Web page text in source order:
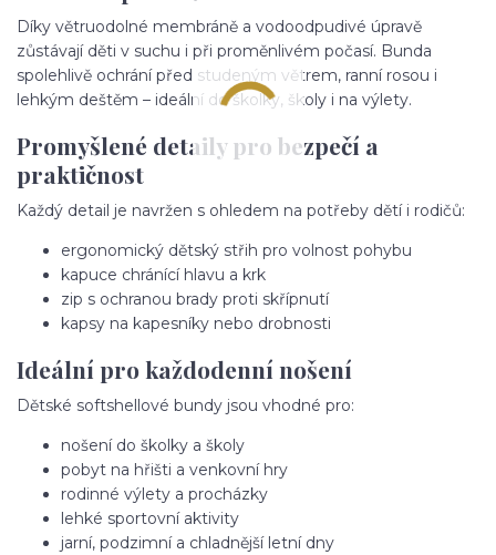
Díky větruodolné membráně a vodoodpudivé úpravě
zůstávají děti v suchu i při proměnlivém počasí. Bunda
spolehlivě ochrání před studeným větrem, ranní rosou i
lehkým deštěm – ideální do školky, školy i na výlety.
Promyšlené detaily pro bezpečí a
praktičnost
Každý detail je navržen s ohledem na potřeby dětí i rodičů:
ergonomický dětský střih pro volnost pohybu
kapuce chránící hlavu a krk
zip s ochranou brady proti skřípnutí
kapsy na kapesníky nebo drobnosti
Ideální pro každodenní nošení
Dětské softshellové bundy jsou vhodné pro:
nošení do školky a školy
pobyt na hřišti a venkovní hry
rodinné výlety a procházky
lehké sportovní aktivity
jarní, podzimní a chladnější letní dny